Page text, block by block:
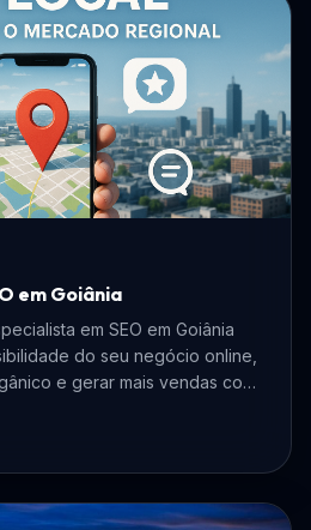
em Goiânia
em SEO em Goiânia
do seu negócio online,
e gerar mais vendas com